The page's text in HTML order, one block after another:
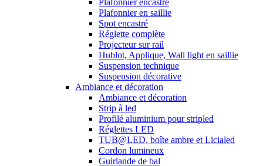
Plafonnier encastré
Plafonnier en saillie
Spot encastré
Réglette complète
Projecteur sur rail
Hublot, Applique, Wall light en saillie
Suspension technique
Suspension décorative
Ambiance et décoration
Ambiance et décoration
Strip à led
Profilé aluminium pour stripled
Réglettes LED
TUB@LED, boîte ambre et Licialed
Cordon lumineux
Guirlande de bal